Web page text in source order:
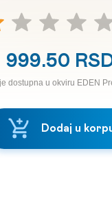
999.50
dostupna u okviru EDEN
Dodaj u